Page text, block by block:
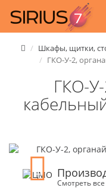
Шкафы, щитки,
ГКО-У-2,
ГКО-
Смотреть